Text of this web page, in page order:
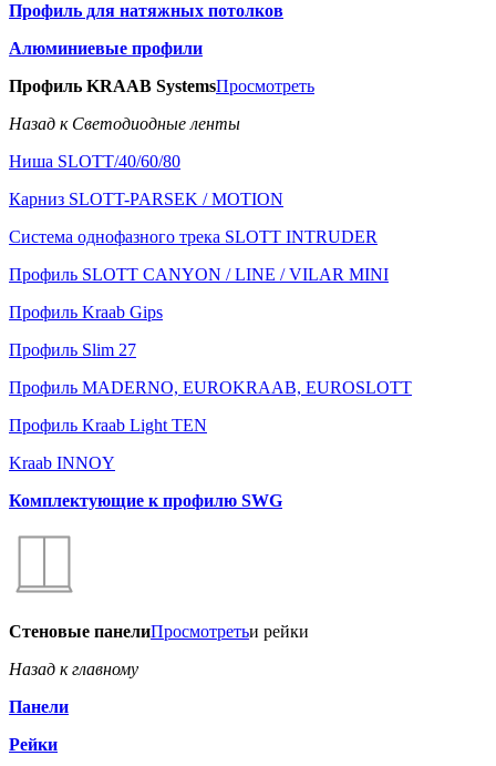
Профиль для натяжных потолков
Алюминиевые профили
Профиль KRAAB SystemsПросмотреть
Назад к Светодиодные ленты
Ниша SLOTT/40/60/80
Карниз SLOTT-PARSEK / MOTION
Система однофазного трека SLOTT INTRUDER
Профиль SLOTT CANYON / LINE / VILAR MINI
Профиль Kraab Gips
Профиль Slim 27
Профиль MADERNO, EUROKRAAB, EUROSLOTT
Профиль Kraab Light TEN
Kraab INNOY
Комплектующие к профилю SWG
Стеновые панелиПросмотретьи рейки
Назад к главному
Панели
Рейки